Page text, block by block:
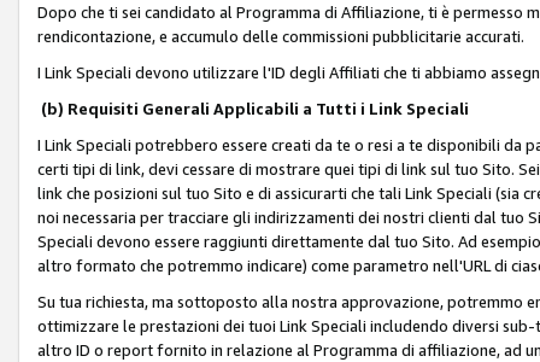
Dopo che ti sei candidato al Programma di Affiliazione, ti è permesso
rendicontazione, e accumulo delle commissioni pubblicitarie accurati.
I Link Speciali devono utilizzare l'ID degli Affiliati che ti abbiamo
(b) Requisiti Generali Applicabili a Tutti i Link Speciali
I Link Speciali potrebbero essere creati da te o resi a te disponibili
certi tipi di link, devi cessare di mostrare quei tipi di link sul tuo Sito.
link che posizioni sul tuo Sito e di assicurarti che tali Link Speciali
noi necessaria per tracciare gli indirizzamenti dei nostri clienti dal tuo
Speciali devono essere raggiunti direttamente dal tuo Sito. Ad
altro formato che potremmo indicare) come parametro nell'URL di
Su tua richiesta, ma sottoposto alla nostra approvazione,
ottimizzare le prestazioni dei tuoi Link Speciali includendo diversi sub-
altro ID o report fornito in relazione al Programma di affiliazione, ad